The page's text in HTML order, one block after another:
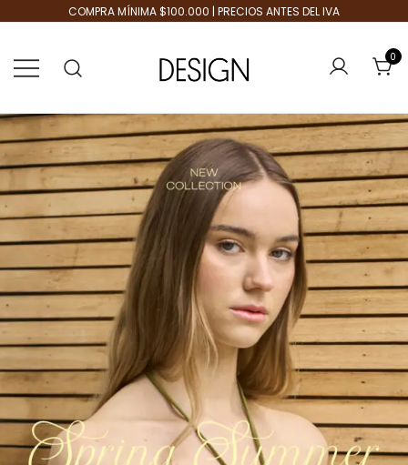
COMPRA MÍNIMA $100.000 | PRECIOS ANTES DEL IVA
0